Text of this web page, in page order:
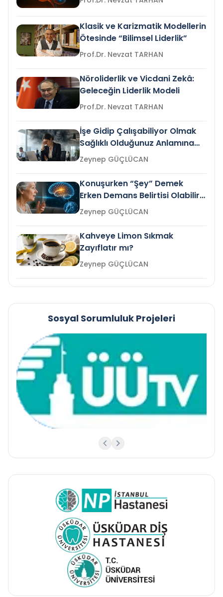
Klasik ve Karizmatik Modellerin
Ötesinde “Bilimsel Liderlik”
Prof.Dr. Nevzat TARHAN
Nöroliderlik ve Vicdani Zekâ:
Geleceğin Liderlik Modeli
Prof.Dr. Nevzat TARHAN
İşe Gidip Çalışabiliyor Olmak
Sağlıklı Olduğunuz Anlamına
Gelir mi?Zeynep GÜÇLÜCAN
Konuşurken “Şey” Demek
Erken Demans Belirtisi Olabilir
mi?
Zeynep GÜÇLÜCAN
Kahveye Limon Sıkmak
Zayıflatır mı?
Zeynep GÜÇLÜCAN
Sosyal Sorumluluk Projeleri